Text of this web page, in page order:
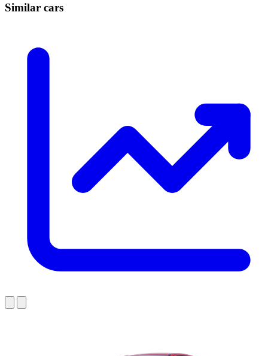
Similar cars